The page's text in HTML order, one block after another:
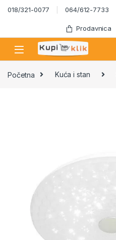
Skip to navigation
Skip to content
018/321-0077 064/612-7733
Prodavnica
Početna Kuća i stan